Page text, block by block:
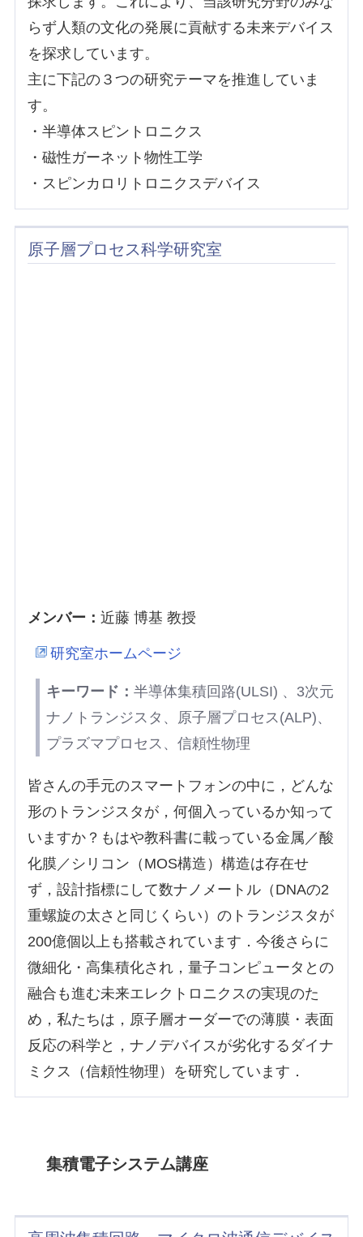
探求します。これにより、当該研究分野のみな
らず人類の文化の発展に貢献する未来デバイス
を探求しています。
主に下記の３つの研究テーマを推進していま
す。
・半導体スピントロニクス
・磁性ガーネット物性工学
・スピンカロリトロニクスデバイス
原子層プロセス科学研究室
メンバー： 近藤 博基 教授
研究室ホームページ
キーワード： 半導体集積回路(ULSI) 、3次元
ナノトランジスタ、原子層プロセス(ALP)、
プラズマプロセス、信頼性物理
皆さんの手元のスマートフォンの中に，どんな
形のトランジスタが，何個入っているか知って
いますか？もはや教科書に載っている金属／酸
化膜／シリコン（MOS構造）構造は存在せ
ず，設計指標にして数ナノメートル（DNAの2
重螺旋の太さと同じくらい）のトランジスタが
200億個以上も搭載されています．今後さらに
微細化・高集積化され，量子コンピュータとの
融合も進む未来エレクトロニクスの実現のた
め，私たちは，原子層オーダーでの薄膜・表面
反応の科学と，ナノデバイスが劣化するダイナ
ミクス（信頼性物理）を研究しています．
集積電子システム講座